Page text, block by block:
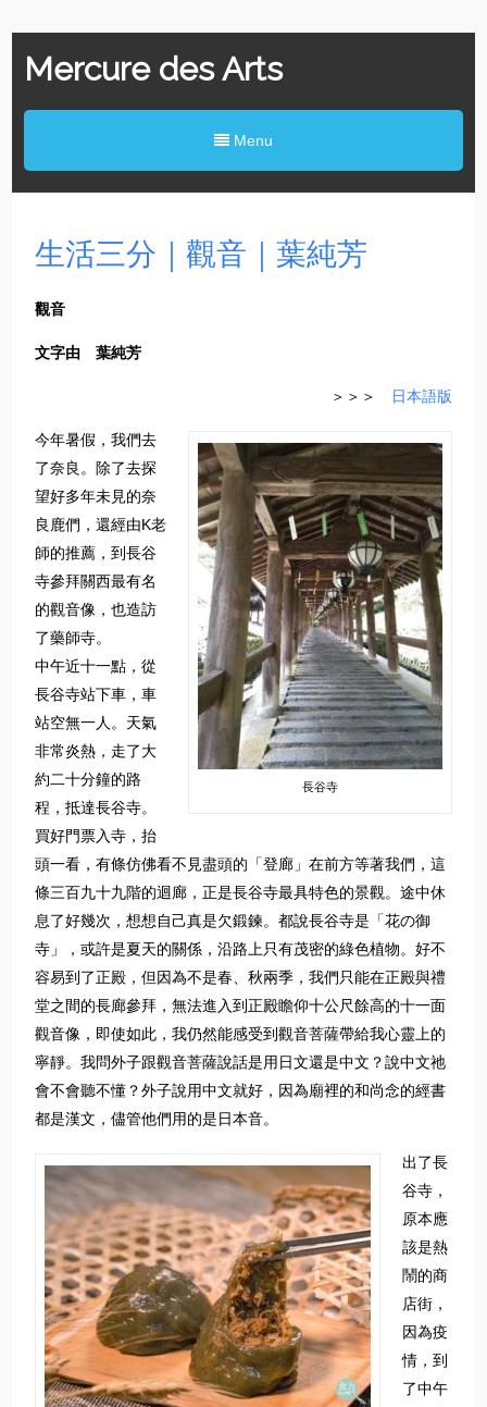
Mercure des Arts
Menu
生活三分｜觀音｜葉純芳
觀音
文字由 葉純芳
＞＞＞ 日本語版
長谷寺
今年暑假，我們去
了奈良。除了去探
望好多年未見的奈
良鹿們，還經由K老
師的推薦，到長谷
寺參拜關西最有名
的觀音像，也造訪
了藥師寺。
中午近十一點，從
長谷寺站下車，車
站空無一人。天氣
非常炎熱，走了大
約二十分鐘的路
程，抵達長谷寺。
買好門票入寺，抬
頭一看，有條仿佛看不見盡頭的「登廊」在前方等著我們，這
條三百九十九階的迴廊，正是長谷寺最具特色的景觀。途中休
息了好幾次，想想自己真是欠鍛鍊。都說長谷寺是「花の御
寺」，或許是夏天的關係，沿路上只有茂密的綠色植物。好不
容易到了正殿，但因為不是春、秋兩季，我們只能在正殿與禮
堂之間的長廊參拜，無法進入到正殿瞻仰十公尺餘高的十一面
觀音像，即使如此，我仍然能感受到觀音菩薩帶給我心靈上的
寧靜。我問外子跟觀音菩薩說話是用日文還是中文？說中文祂
會不會聽不懂？外子說用中文就好，因為廟裡的和尚念的經書
都是漢文，儘管他們用的是日本音。
出了長
谷寺，
原本應
該是熱
鬧的商
店街，
因為疫
情，到
了中午